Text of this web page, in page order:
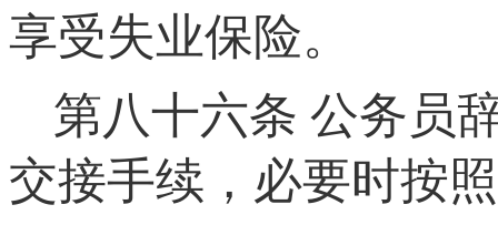
享受失业保险。
第八十六条 公务员
交接手续，必要时按